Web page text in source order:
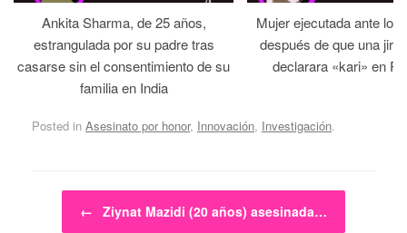
Ankita Sharma, de 25 años,
estrangulada por su padre tras
casarse sin el consentimiento de su
familia en India
Mujer ejecutada ante los
después de que una
declarara «kari» en
Posted in Asesinato por honor, Innovación, Investigación.
Post navigation
← Ziynat Mazidi (20 años) asesinada…